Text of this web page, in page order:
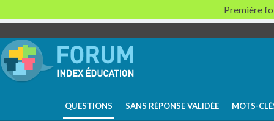
QUESTIONS SANS RÉPONSE VALIDÉE MOTS-
Première